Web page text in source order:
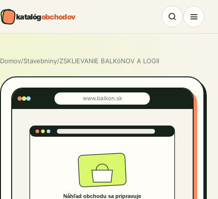
katalógobchodov
Domov/Stavebniny/ZSKLIEVANIE BALKóNOV A LOGII
www.balkon.sk